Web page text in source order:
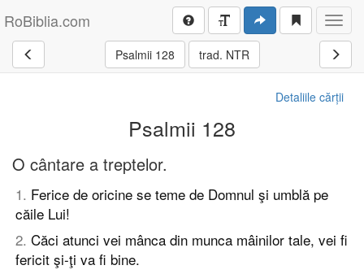
RoBiblia.com
Psalmii 128 trad. NTR
Detaliile cărții
Psalmii 128
O cântare a treptelor.
1. Ferice de oricine se teme de Domnul şi umblă pe
căile Lui!
2. Căci atunci vei mânca din munca mâinilor tale, vei fi
fericit şi-ţi va fi bine.